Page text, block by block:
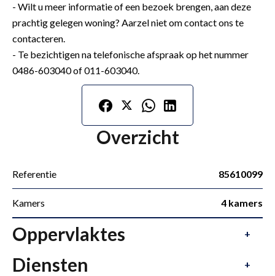
- Wilt u meer informatie of een bezoek brengen, aan deze
prachtig gelegen woning? Aarzel niet om contact ons te
contacteren.
- Te bezichtigen na telefonische afspraak op het nummer
0486-603040 of 011-603040.
Overzicht
Referentie 85610099
Kamers 4 kamers
Oppervlaktes +
Diensten +